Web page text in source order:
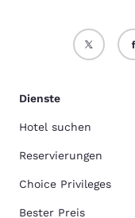
Dienste
Hotel suchen
Reservierungen
Choice Privileges
Bester Preis